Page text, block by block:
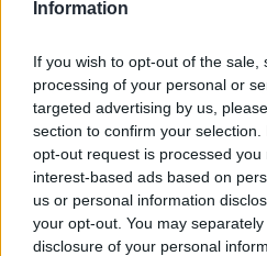
Information
If you wish to opt-out of the
processing of your personal or
targeted advertising by us,
section to confirm your
opt-out request is processed you
interest-based ads based on
us or personal information
your opt-out. You may
disclosure of your personal
το γέμισμα των ρυτίδων
λαιμού και των
(ρυτίδες γέλιου).
ζυγωματικά, φωτίζει
των ματιών, σχηματίζει
σχηματισμένα (κατά το
διορθώνει το σχήμα της
ομορφιά και αρμονία